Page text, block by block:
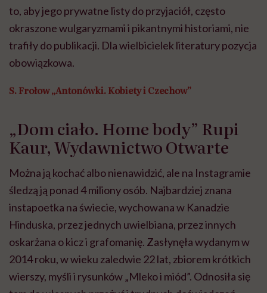
to, aby jego prywatne listy do przyjaciół, często
okraszone wulgaryzmami i pikantnymi historiami, nie
trafiły do publikacji. Dla wielbicielek literatury pozycja
obowiązkowa.
S. Frołow „Antonówki. Kobiety i Czechow”
„Dom ciało. Home body” Rupi
Kaur, Wydawnictwo Otwarte
Można ją kochać albo nienawidzić, ale na Instagramie
śledzą ją ponad 4 miliony osób. Najbardziej znana
instapoetka na świecie, wychowana w Kanadzie
Hinduska, przez jednych uwielbiana, przez innych
oskarżana o kicz i grafomanię. Zasłynęła wydanym w
2014 roku, w wieku zaledwie 22 lat, zbiorem krótkich
wierszy, myśli i rysunków „Mleko i miód”. Odnosiła się